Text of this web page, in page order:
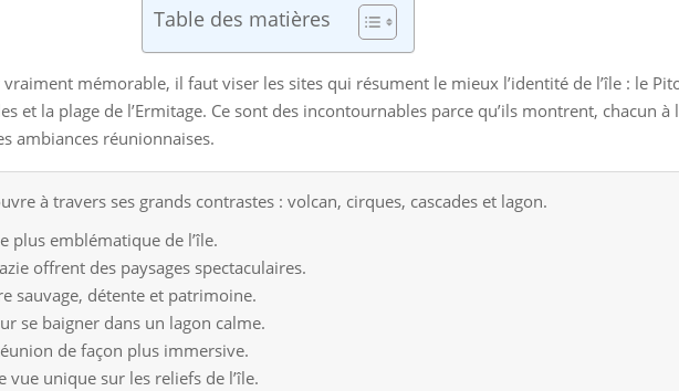
Table des matières
mémorable, il faut viser les sites qui résument le mieux l’identité de l’île : le
et la plage de l’Ermitage. Ce sont des incontournables parce qu’ils montrent, chacun
ambiances réunionnaises.
à travers ses grands contrastes : volcan, cirques, cascades et lagon.
plus emblématique de l’île.
offrent des paysages spectaculaires.
sauvage, détente et patrimoine.
se baigner dans un lagon calme.
de façon plus immersive.
unique sur les reliefs de l’île.